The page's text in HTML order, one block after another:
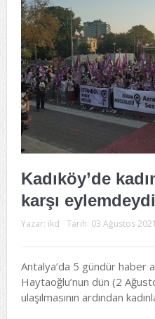
Kadıköy’de
karşı
Yazar: ikd Tarih: 03 Ağustos 2021
Antalya’da 5 gündür haber
Haytaoğlu’nun dün (2
ulaşılmasının ardından